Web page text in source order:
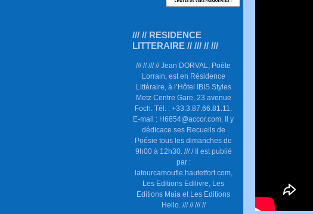
/// // RESIDENCE
LITTERAIRE // /// // ///
/// // /// // Jean DORVAL, Poète
Lorrain, est en Résidence
Littéraire, à l’Hôtel IBIS Styles
Metz Centre Gare, 23 avenue
Foch. Tél. : +33.3.87.66.81.11.
E-mail : H6854@accor.com. Il y
dédicace ses Recueils de
Poésie tous les dimanches de
9h00 à 12h30. /// / Il est publié
par :
latourcamoufle.hautetfort.com,
Les Editions Edilivre, Les
Editions Maia et Les Editions
Hello. /// // /// //